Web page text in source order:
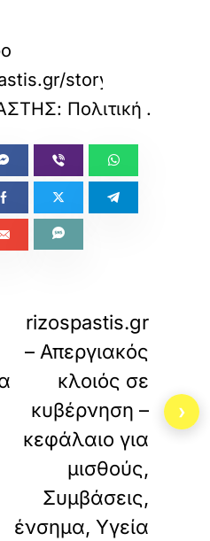
Πολιτική .
rizospastis.gr
– Απεργιακός
κλοιός σε
κυβέρνηση –
κεφάλαιο για
μισθούς,
Συμβάσεις,
ένσημα, Υγεία
›